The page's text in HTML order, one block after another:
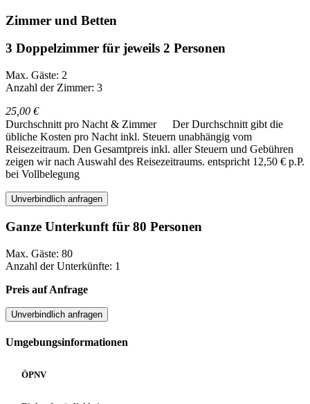
Zimmer und Betten
3 Doppelzimmer für jeweils 2 Personen
Max. Gäste: 2
Anzahl der Zimmer: 3
25,00 €
Durchschnitt pro Nacht & Zimmer
Der Durchschnitt gibt die
übliche Kosten pro Nacht inkl. Steuern unabhängig vom
Reisezeitraum. Den Gesamtpreis inkl. aller Steuern und Gebühren
zeigen wir nach Auswahl des Reisezeitraums. entspricht 12,50 € p.P.
bei Vollbelegung
Unverbindlich anfragen
Ganze Unterkunft für 80 Personen
Max. Gäste: 80
Anzahl der Unterkünfte: 1
Preis auf Anfrage
Unverbindlich anfragen
Umgebungsinformationen
ÖPNV